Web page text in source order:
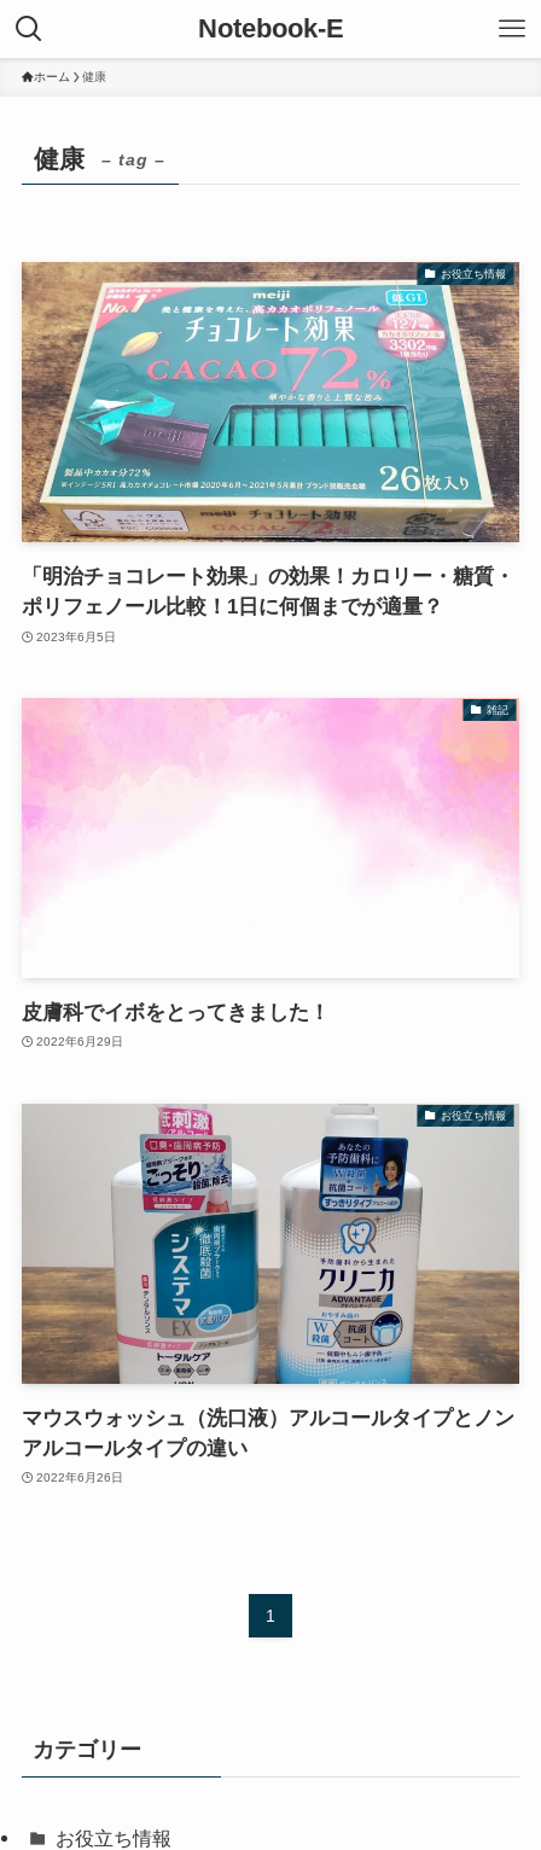
Notebook-E
ホーム 健康
健康 – tag –
お役立ち情報
「明治チョコレート効果」の効果！カロリー・糖質・
ポリフェノール比較！1日に何個までが適量？
2023年6月5日
雑記
皮膚科でイボをとってきました！
2022年6月29日
お役立ち情報
マウスウォッシュ（洗口液）アルコールタイプとノン
アルコールタイプの違い
2022年6月26日
1
カテゴリー
お役立ち情報